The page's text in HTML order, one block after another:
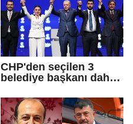
CHP'den seçilen 3
belediye başkanı daha